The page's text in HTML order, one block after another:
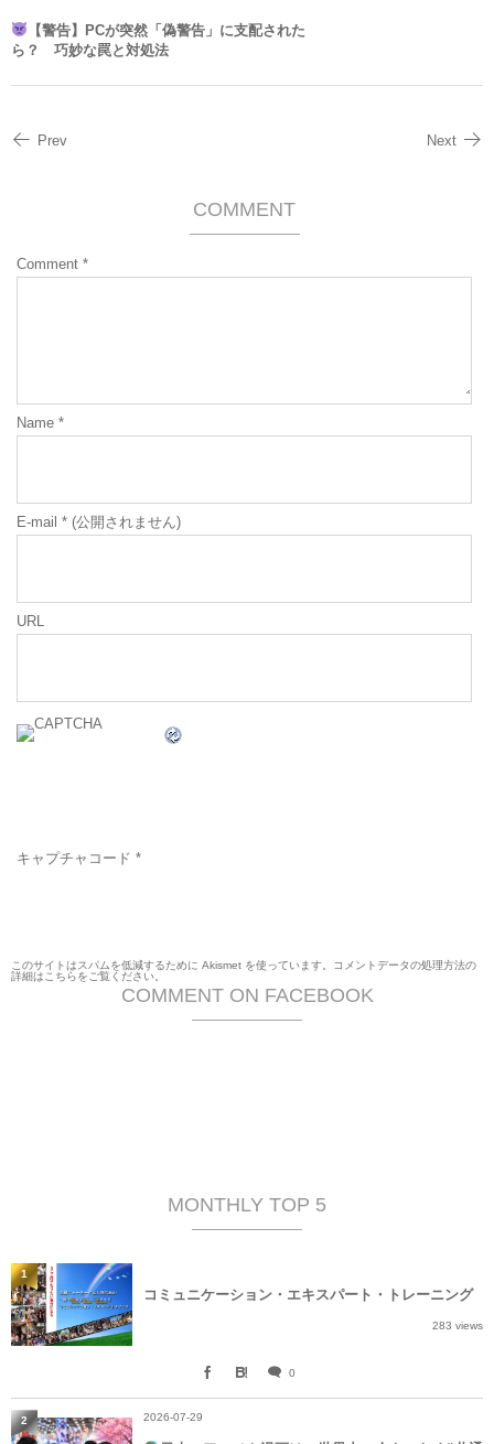
【警告】PCが突然「偽警告」に支配された
ら？ 巧妙な罠と対処法
Prev Next
COMMENT
Comment *
Name *
E-mail * (公開されません)
URL
キャプチャコード *
このサイトはスパムを低減するために Akismet を使っています。 コメントデータの処理方法の
詳細はこちらをご覧ください
COMMENT ON FACEBOOK
MONTHLY TOP 5
コミュニケーション・エキスパート・トレーニング
283 views
0
1
2026-07-29
2